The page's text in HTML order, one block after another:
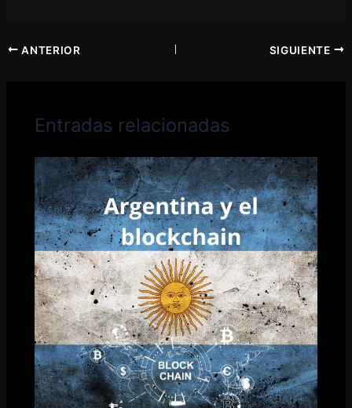
ANTERIOR SIGUIENTE
Entradas relacionadas